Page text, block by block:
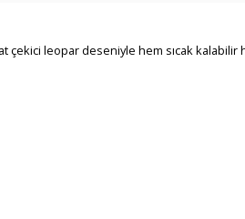
çekici leopar deseniyle hem sıcak